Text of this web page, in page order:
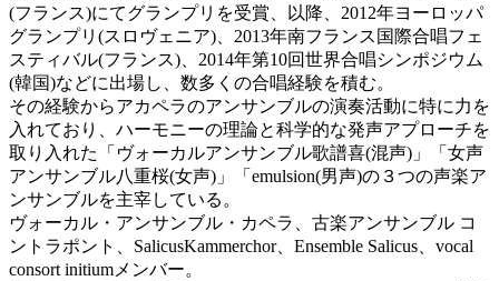
(フランス)にてグランプリを受賞、以降、2012年ヨーロッパ
グランプリ(スロヴェニア)、2013年南フランス国際合唱フェ
スティバル(フランス)、2014年第10回世界合唱シンポジウム
(韓国)などに出場し、数多くの合唱経験を積む。
その経験からアカペラのアンサンブルの演奏活動に特に力を
入れており、ハーモニーの理論と科学的な発声アプローチを
取り入れた「ヴォーカルアンサンブル歌譜喜(混声)」「女声
アンサンブル八重桜(女声)」「emulsion(男声)の３つの声楽ア
ンサンブルを主宰している。
ヴォーカル・アンサンブル・カペラ、古楽アンサンブル コ
ントラポント、SalicusKammerchor、Ensemble Salicus、vocal
consort initiumメンバー。